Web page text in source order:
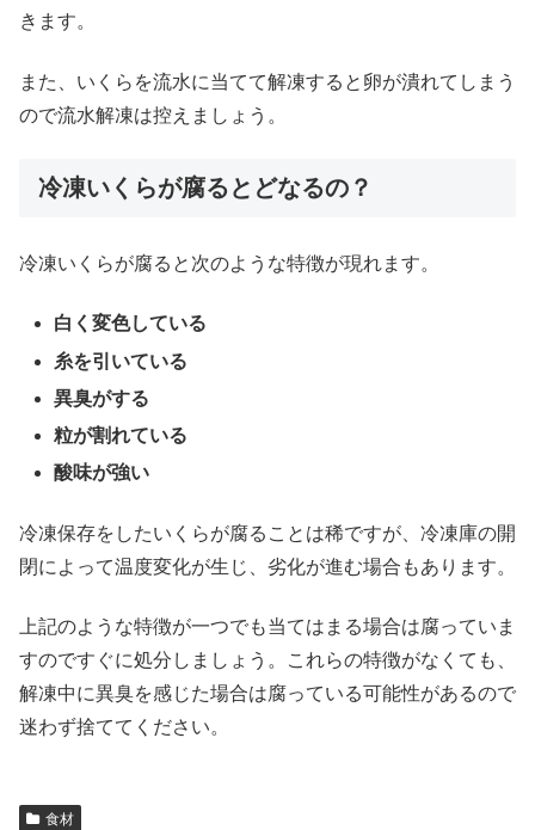
きます。
また、いくらを流水に当てて解凍すると卵が潰れてしまう
ので流水解凍は控えましょう。
冷凍いくらが腐るとどなるの？
冷凍いくらが腐ると次のような特徴が現れます。
白く変色している
糸を引いている
異臭がする
粒が割れている
酸味が強い
冷凍保存をしたいくらが腐ることは稀ですが、冷凍庫の開
閉によって温度変化が生じ、劣化が進む場合もあります。
上記のような特徴が一つでも当てはまる場合は腐っていま
すのですぐに処分しましょう。これらの特徴がなくても、
解凍中に異臭を感じた場合は腐っている可能性があるので
迷わず捨ててください。
食材